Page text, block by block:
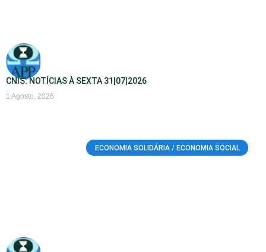
CNIS: NOTÍCIAS À SEXTA 31|07|2026
1 Agosto, 2026
ECONOMIA SOLIDÁRIA / ECONOMIA SOCIAL